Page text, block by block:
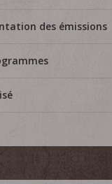
des émissions